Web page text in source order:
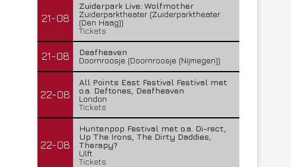
21-08
Zuiderpark Live: Wolfmother
Zuiderparktheater (Zuiderparktheater
(Den Haag))
Tickets
21-08
Deafheaven
Doornroosje (Doornroosje (Nijmegen))
22-08
All Points East Festival Festival met
o.a. Deftones, Deafheaven
London
Tickets
22-08
Huntenpop Festival met o.a. Di-rect,
Up The Irons, The Dirty Daddies,
Therapy?
Ulft
Tickets